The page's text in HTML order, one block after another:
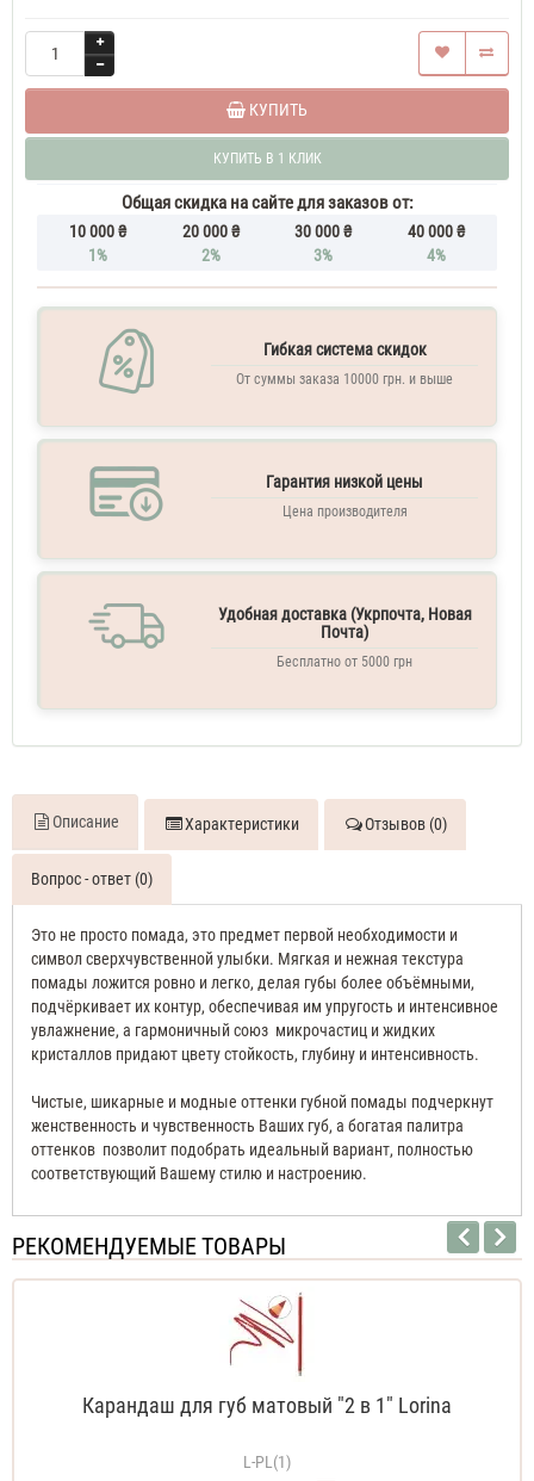
КУПИТЬ
КУПИТЬ В 1 КЛИК
Общая скидка на сайте для заказов от:
10 000 ₴
1%
20 000 ₴
2%
30 000 ₴
3%
40 000 ₴
4%
Гибкая система скидок
От суммы заказа 10000 грн. и выше
Гарантия низкой цены
Цена производителя
Удобная доставка (Укрпочта, Новая
Почта)
Бесплатно от 5000 грн
Описание Характеристики Отзывов (0)
Вопрос - ответ (0)
Это не просто помада, это предмет первой необходимости и
символ сверхчувственной улыбки. Мягкая и нежная текстура
помады ложится ровно и легко, делая губы более объёмными,
подчёркивает их контур, обеспечивая им упругость и интенсивное
увлажнение, а гармоничный союз микрочастиц и жидких
кристаллов придают цвету стойкость, глубину и интенсивность.
Чистые, шикарные и модные оттенки губной помады подчеркнут
женственность и чувственность Ваших губ, а богатая палитра
оттенков позволит подобрать идеальный вариант, полностью
соответствующий Вашему стилю и настроению.
РЕКОМЕНДУЕМЫЕ ТОВАРЫ
Карандаш для губ матовый "2 в 1" Lorina
L-PL(1)